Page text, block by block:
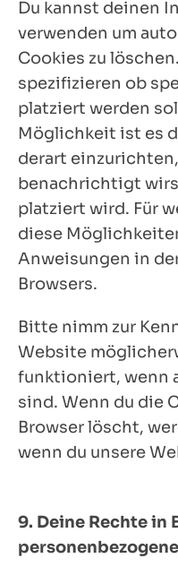
Du kannst deinen
verwenden um
Cookies zu
spezifizieren ob
platziert werden
Möglichkeit ist es
derart
benachrichtigt
platziert wird. Für
diese
Anweisungen in
Browsers.
Bitte nimm zur
Website
funktioniert, wenn
sind. Wenn du die
Browser löscht,
wenn du unsere
9. Deine Rechte in